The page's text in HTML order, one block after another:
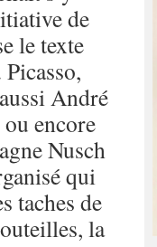
de
le texte
André
encore
Nusch
qui
taches de
la